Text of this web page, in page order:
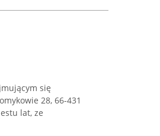
się
28, 66-431
lat, ze